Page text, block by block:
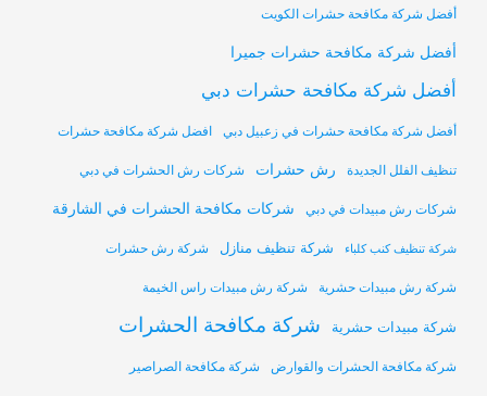
أفضل شركة مكافحة حشرات الكويت
أفضل شركة مكافحة حشرات جميرا
أفضل شركة مكافحة حشرات دبي
أفضل شركة مكافحة حشرات في زعبيل دبي افضل شركة مكافحة حشرات
تنظيف الفلل الجديدة رش حشرات شركات رش الحشرات في دبي
شركات رش مبيدات في دبي شركات مكافحة الحشرات في الشارقة
شركة تنظيف كنب كلباء شركة تنظيف منازل شركة رش حشرات
شركة رش مبيدات حشرية شركة رش مبيدات راس الخيمة
شركة مبيدات حشرية شركة مكافحة الحشرات
شركة مكافحة الحشرات والقوارض شركة مكافحة الصراصير